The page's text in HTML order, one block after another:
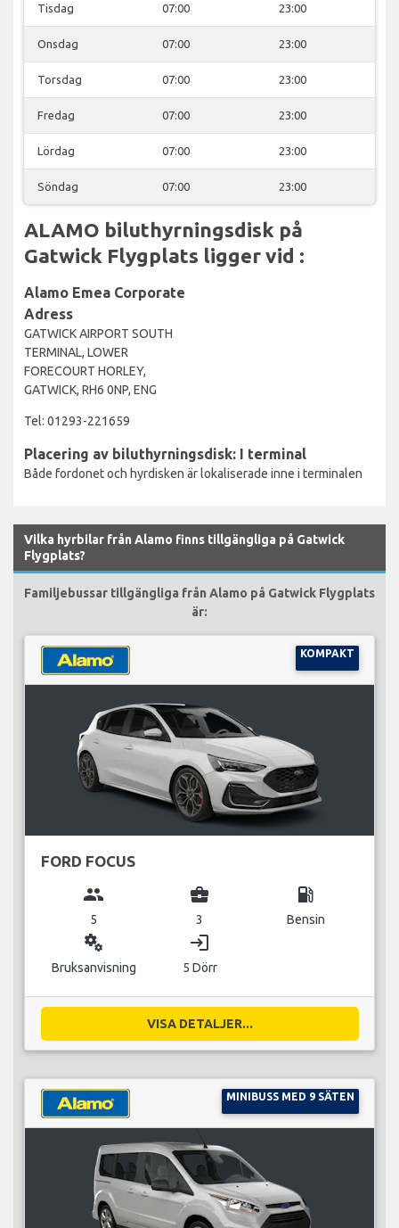
Tisdag 07:00 23:00
Onsdag 07:00 23:00
Torsdag 07:00 23:00
Fredag 07:00 23:00
Lördag 07:00 23:00
Söndag 07:00 23:00
ALAMO biluthyrningsdisk på
Gatwick Flygplats ligger vid :
Alamo Emea Corporate
Adress
GATWICK AIRPORT SOUTH
TERMINAL, LOWER
FORECOURT HORLEY,
GATWICK, RH6 0NP, ENG
Tel: 01293-221659
Placering av biluthyrningsdisk: I terminal
Både fordonet och hyrdisken är lokaliserade inne i terminalen
Vilka hyrbilar från Alamo finns tillgängliga på Gatwick
Flygplats?
Familjebussar tillgängliga från Alamo på Gatwick Flygplats
är:
KOMPAKT
FORD FOCUS
group
5
business_center
3
local_gas_station
Bensin
miscellaneous_services
Bruksanvisning
login
5 Dörr
VISA DETALJER...
MINIBUSS MED 9 SÄTEN